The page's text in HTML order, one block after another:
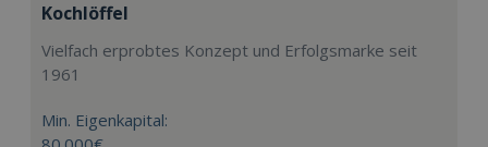
Kochlöffel
Vielfach erprobtes Konzept und Erfolgsmarke seit
1961
Min. Eigenkapital: